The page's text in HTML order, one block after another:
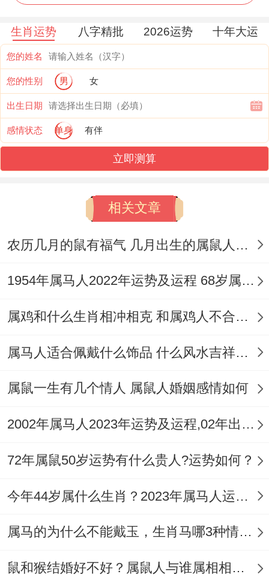
会意识到自己的错误，最终也变成了人生伴
侣，这点属马和属鼠来看、自然在接触过多
后都会厌恶到彼此.
【马和鼠相冲佩戴饰物能够化解吗】
1、佩戴化解饰品
佩戴和属鼠跟属马五行相合的物品，属鼠佩
戴的行是金首饰，也能玉石等等 - 属马人则
好的平衡到大家的能量场，缓解到了大家相
应的负面影响。
选择到北方同东方，属马人可以选择到南方
与西南房、而这些方位对他们来说都是比较
3、选择适合月份合作
在有利于自己的月份来合作,自然都能旺上加
- 八月与十一月跟十二月则能减轻问题，也
可减少矛盾，对自身来看自然都会有好的改
要立刻沟通好，才能避免到太多的问题。
生肖运势 八字精批 2026运势 十年大运
您的姓名
您的性别 男 女
出生日期
感情状态 单身 有伴
立即测算
相关文章
农历几月的鼠有福气 几月出生的属鼠人好运
1954年属马人2022年运势及运程 68岁属马人虎年运势解析
属鸡和什么生肖相冲相克 和属鸡人不合的生肖属相
属马人适合佩戴什么饰品 什么风水吉祥物适合属马人
属鼠一生有几个情人 属鼠人婚姻感情如何
2002年属马人2023年运势及运程,02年出生的21岁生肖马2023年每月运势详解
72年属鼠50岁运势有什么贵人?运势如何？
今年44岁属什么生肖？2023年属马人运势如何？
属马的为什么不能戴玉，生肖马哪3种情况不能戴玉
鼠和猴结婚好不好？属鼠人与谁属相相合？